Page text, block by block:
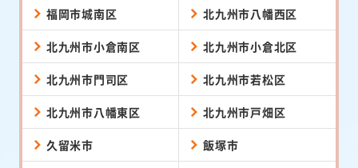
福岡市城南区 北九州市八幡西区
北九州市小倉南区 北九州市小倉北区
北九州市門司区 北九州市若松区
北九州市八幡東区 北九州市戸畑区
久留米市 飯塚市